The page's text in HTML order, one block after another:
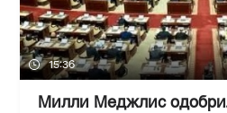
15:36
Милли Меджлис